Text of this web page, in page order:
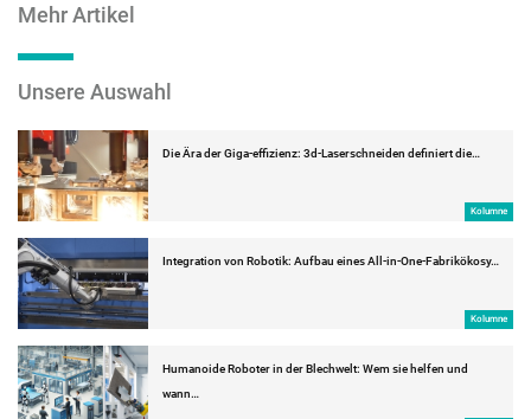
Mehr Artikel
Unsere Auswahl
Die Ära der Giga-effizienz: 3d-Laserschneiden definiert die…
Kolumne
Integration von Robotik: Aufbau eines All-in-One-Fabrikökosy…
Kolumne
Humanoide Roboter in der Blechwelt: Wem sie helfen und
wann…